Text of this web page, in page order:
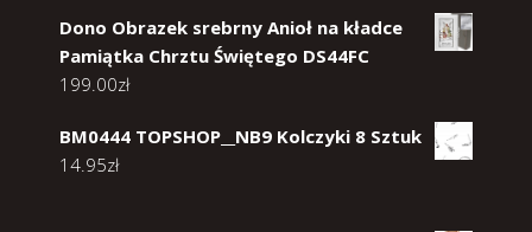
Dono Obrazek srebrny Anioł na kładce
Pamiątka Chrztu Świętego DS44FC
199.00zł
BM0444 TOPSHOP__NB9 Kolczyki 8 Sztuk
14.95zł